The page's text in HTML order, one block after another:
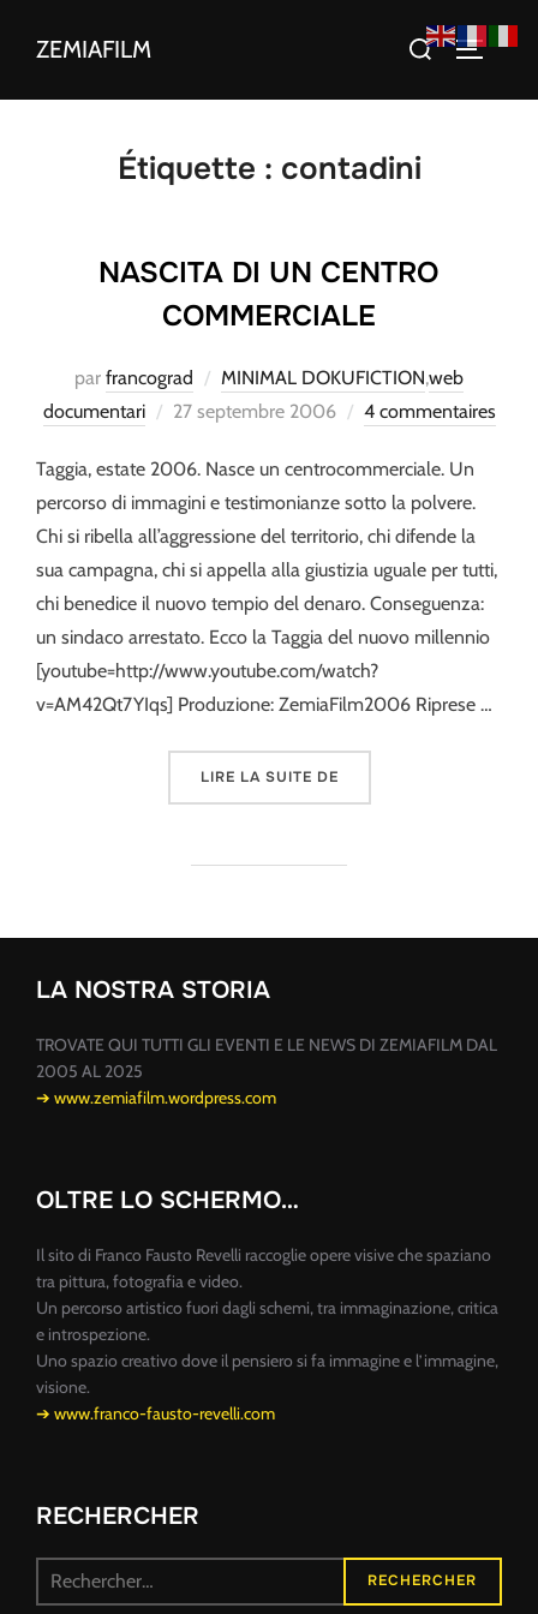
ZEMIAFILM Rechercher :
Étiquette : contadini
NASCITA DI UN CENTRO
COMMERCIALE
par francograd MINIMAL DOKUFICTION,web
documentari
Publié
27 septembre 2006 4 commentaires
Taggia, estate 2006. Nasce un centrocommerciale. Un
percorso di immagini e testimonianze sotto la polvere.
Chi si ribella all’aggressione del territorio, chi difende la
sua campagna, chi si appella alla giustizia uguale per tutti,
chi benedice il nuovo tempio del denaro. Conseguenza:
un sindaco arrestato. Ecco la Taggia del nuovo millennio
[youtube=http://www.youtube.com/watch?
v=AM42Qt7YIqs] Produzione: ZemiaFilm2006 Riprese …
LIRE LA SUITE DE« NASCITA DI UN
LA NOSTRA STORIA
TROVATE QUI TUTTI GLI EVENTI E LE NEWS DI ZEMIAFILM DAL
2005 AL 2025
➔ www.zemiafilm.wordpress.com
OLTRE LO SCHERMO…
Il sito di Franco Fausto Revelli raccoglie opere visive che spaziano
tra pittura, fotografia e video.
Un percorso artistico fuori dagli schemi, tra immaginazione, critica
e introspezione.
Uno spazio creativo dove il pensiero si fa immagine e l’immagine,
visione.
➔ www.franco-fausto-revelli.com
RECHERCHER
Recherche
RECHERCHER